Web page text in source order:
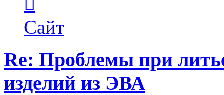
пользователя
Maks42
Сайт
Re: Проблемы при
изделий из ЭВА